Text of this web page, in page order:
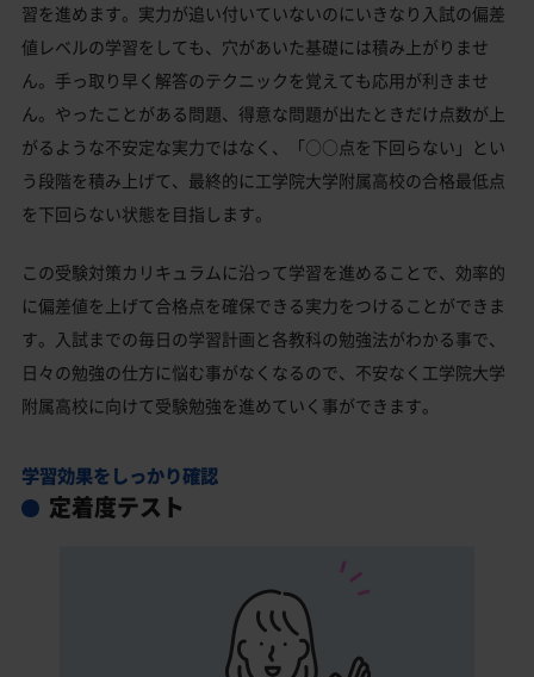
習を進めます。実力が追い付いていないのにいきなり入試の偏差
値レベルの学習をしても、穴があいた基礎には積み上がりませ
ん。手っ取り早く解答のテクニックを覚えても応用が利きませ
ん。やったことがある問題、得意な問題が出たときだけ点数が上
がるような不安定な実力ではなく、「○○点を下回らない」とい
う段階を積み上げて、最終的に工学院大学附属高校の合格最低点
を下回らない状態を目指します。
この受験対策カリキュラムに沿って学習を進めることで、効率的
に偏差値を上げて合格点を確保できる実力をつけることができま
す。入試までの毎日の学習計画と各教科の勉強法がわかる事で、
日々の勉強の仕方に悩む事がなくなるので、不安なく工学院大学
附属高校に向けて受験勉強を進めていく事ができます。
学習効果をしっかり確認
定着度テスト